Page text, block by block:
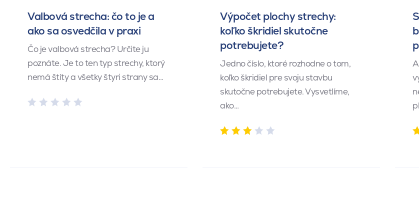
Valbová strecha: čo to je a
ako sa osvedčila v praxi
Čo je valbová strecha? Určite ju
poznáte. Je to ten typ strechy, ktorý
nemá štíty a všetky štyri strany sa…
Výpočet plochy strechy:
koľko škridiel skutočne
potrebujete?
Jedno číslo, ktoré rozhodne o tom,
koľko škridiel pre svoju stavbu
skutočne potrebujete. Vysvetlíme,
ako…